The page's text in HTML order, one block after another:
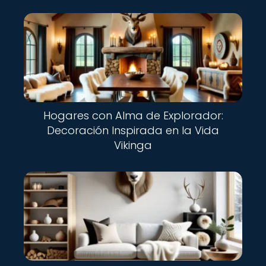
Hogares con Alma de Explorador:
Decoración Inspirada en la Vida
Vikinga